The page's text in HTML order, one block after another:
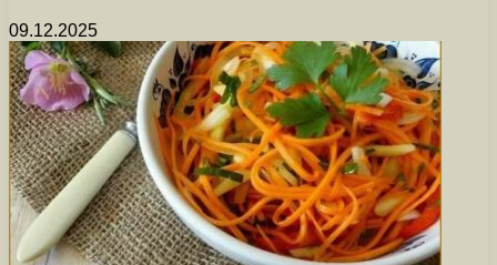
09.12.2025